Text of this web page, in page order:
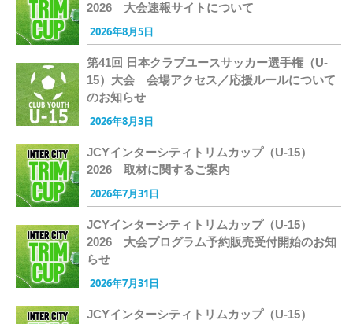
2026 大会速報サイトについて
2026年8月5日
第41回 日本クラブユースサッカー選手権（U-
15）大会 会場アクセス／応援ルールについて
のお知らせ
2026年8月3日
JCYインターシティトリムカップ（U-15）
2026 取材に関するご案内
2026年7月31日
JCYインターシティトリムカップ（U-15）
2026 大会プログラム予約販売受付開始のお知
らせ
2026年7月31日
JCYインターシティトリムカップ（U-15）